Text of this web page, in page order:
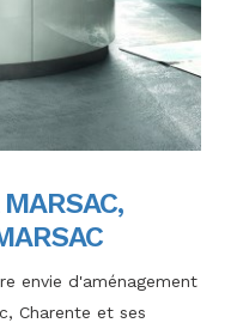
envie d'aménagement
Charente et ses